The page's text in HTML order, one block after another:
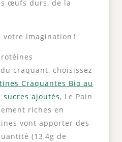
œufs durs, de la
votre imagination !
craquant, choisissez
Craquantes Bio au
sucres ajoutés, Le Pain
riches en
vont apporter des
(13,4g de